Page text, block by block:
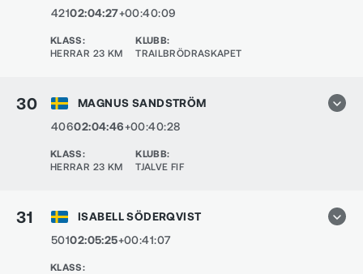
42102:04:27+00:40:09
KLASS:
HERRAR 23 KM
KLUBB:
TRAILBRÖDRASKAPET
30
MAGNUS SANDSTRÖM
40602:04:46+00:40:28
KLASS:
HERRAR 23 KM
KLUBB:
TJALVE FIF
31
ISABELL SÖDERQVIST
50102:05:25+00:41:07
KLASS: